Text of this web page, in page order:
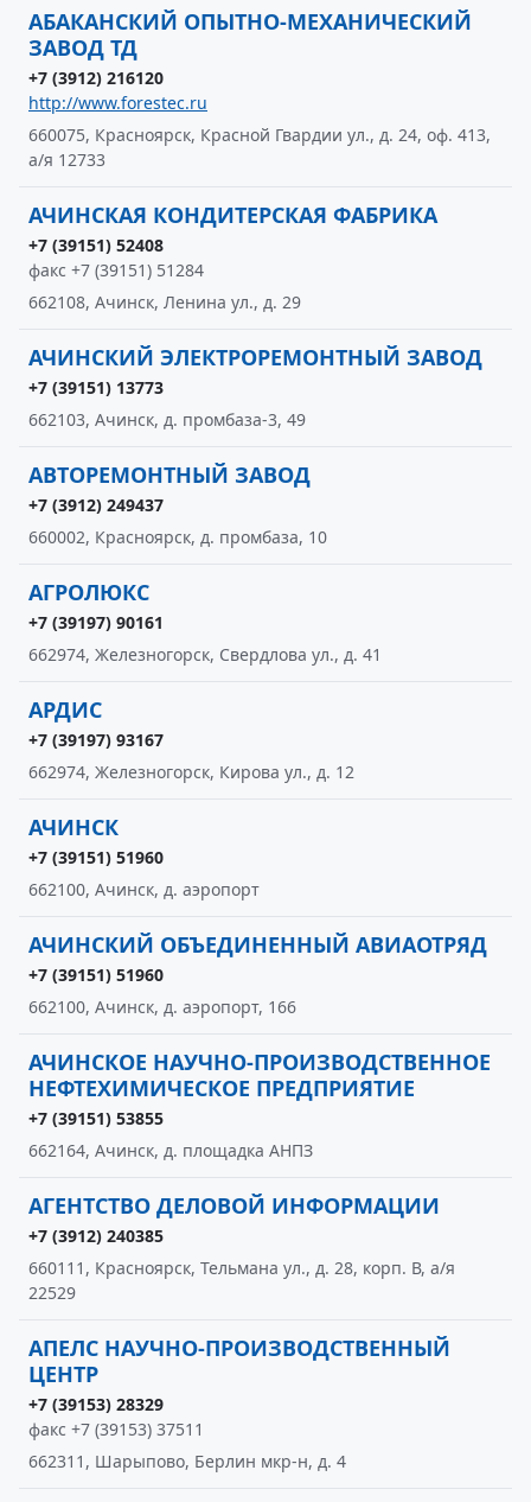
АБАКАНСКИЙ ОПЫТНО-МЕХАНИЧЕСКИЙ
ЗАВОД ТД
+7 (3912) 216120
http://www.forestec.ru
660075, Красноярск, Красной Гвардии ул., д. 24, оф. 413,
а/я 12733
АЧИНСКАЯ КОНДИТЕРСКАЯ ФАБРИКА
+7 (39151) 52408
факс +7 (39151) 51284
662108, Ачинск, Ленина ул., д. 29
АЧИНСКИЙ ЭЛЕКТРОРЕМОНТНЫЙ ЗАВОД
+7 (39151) 13773
662103, Ачинск, д. промбаза-3, 49
АВТОРЕМОНТНЫЙ ЗАВОД
+7 (3912) 249437
660002, Красноярск, д. промбаза, 10
АГРОЛЮКС
+7 (39197) 90161
662974, Железногорск, Свердлова ул., д. 41
АРДИС
+7 (39197) 93167
662974, Железногорск, Кирова ул., д. 12
АЧИНСК
+7 (39151) 51960
662100, Ачинск, д. аэропорт
АЧИНСКИЙ ОБЪЕДИНЕННЫЙ АВИАОТРЯД
+7 (39151) 51960
662100, Ачинск, д. аэропорт, 166
АЧИНСКОЕ НАУЧНО-ПРОИЗВОДСТВЕННОЕ
НЕФТЕХИМИЧЕСКОЕ ПРЕДПРИЯТИЕ
+7 (39151) 53855
662164, Ачинск, д. площадка АНПЗ
АГЕНТСТВО ДЕЛОВОЙ ИНФОРМАЦИИ
+7 (3912) 240385
660111, Красноярск, Тельмана ул., д. 28, корп. В, а/я
22529
АПЕЛС НАУЧНО-ПРОИЗВОДСТВЕННЫЙ
ЦЕНТР
+7 (39153) 28329
факс +7 (39153) 37511
662311, Шарыпово, Берлин мкр-н, д. 4